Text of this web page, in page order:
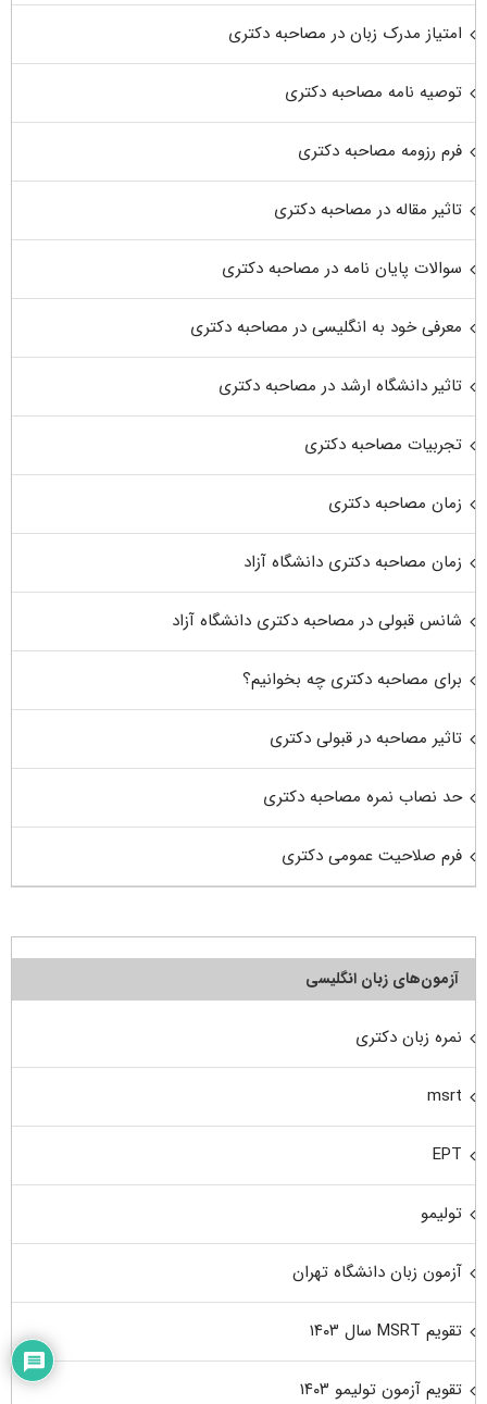
امتیاز مدرک زبان در مصاحبه دکتری
توصیه نامه مصاحبه دکتری
فرم رزومه مصاحبه دکتری
تاثیر مقاله در مصاحبه دکتری
سوالات پایان نامه در مصاحبه دکتری
معرفی خود به انگلیسی در مصاحبه دکتری
تاثیر دانشگاه ارشد در مصاحبه دکتری
تجربیات مصاحبه دکتری
زمان مصاحبه دکتری
زمان مصاحبه دکتری دانشگاه آزاد
شانس قبولی در مصاحبه دکتری دانشگاه آزاد
برای مصاحبه دکتری چه بخوانیم؟
تاثیر مصاحبه در قبولی دکتری
حد نصاب نمره مصاحبه دکتری
فرم صلاحیت عمومی دکتری
آزمون‌های زبان انگلیسی
نمره زبان دکتری
msrt
EPT
تولیمو
آزمون زبان دانشگاه تهران
تقویم MSRT سال ۱۴۰۳
تقویم آزمون تولیمو ۱۴۰۳